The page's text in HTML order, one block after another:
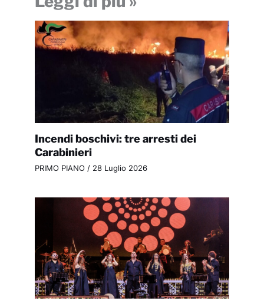
Incendi boschivi: tre arresti dei
Carabinieri
PRIMO PIANO / 28 Luglio 2026